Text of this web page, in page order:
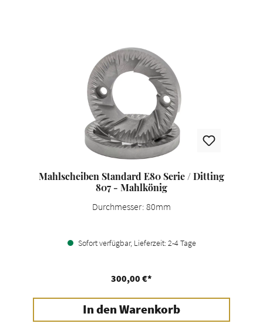
Mahlscheiben Standard E80 Serie / Ditting
807 - Mahlkönig
Durchmesser: 80mm
Sofort verfügbar, Lieferzeit: 2-4 Tage
300,00 €*
In den Warenkorb